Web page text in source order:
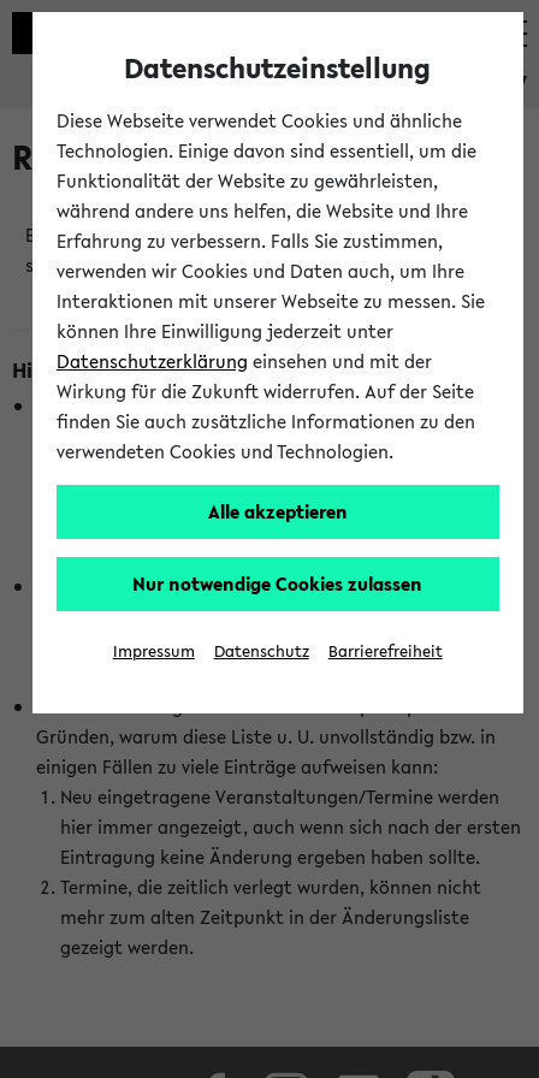
eKVV
Raumänderungen
Es wurden keine Raumänderungen an jetzt
stattfindenden Veranstaltungen gefunden!
Hinweise zur Liste der Raumänderungen
In dieser Liste werden nur Veranstaltungstermine
berücksichtigt, die gerade oder innerhalb der nächsten 2
Stunden stattfinden. Berücksichtigt werden nur Termine,
wurden. Die Anzeige ist semesterübergreifend und nicht
abhängig vom im eKVV gewählten Semester.
Die hier gezeigte Liste von Raumänderungen kann nur
vollständig sein, wenn den Fakultäten von den Lehrenden
die Änderungen zeitnah mitgeteilt und diese Änderungen
Gründen, warum diese Liste u. U. unvollständig bzw. in
einigen Fällen zu viele Einträge aufweisen kann:
Neu eingetragene Veranstaltungen/Termine werden
hier immer angezeigt, auch wenn sich nach der ersten
Eintragung keine Änderung ergeben haben sollte.
Termine, die zeitlich verlegt wurden, können nicht
mehr zum alten Zeitpunkt in der Änderungsliste
gezeigt werden.
Datenschutzeinstellung
Diese Webseite verwendet Cookies und ähnliche
Technologien. Einige davon sind essentiell, um die
Funktionalität der Website zu gewährleisten,
während andere uns helfen, die Website und Ihre
Erfahrung zu verbessern. Falls Sie zustimmen,
verwenden wir Cookies und Daten auch, um Ihre
Interaktionen mit unserer Webseite zu messen. Sie
können Ihre Einwilligung jederzeit unter
Datenschutzerklärung einsehen und mit der
Wirkung für die Zukunft widerrufen. Auf der Seite
finden Sie auch zusätzliche Informationen zu den
verwendeten Cookies und Technologien.
Alle akzeptieren
Nur notwendige Cookies zulassen
Impressum Datenschutz Barrierefreiheit